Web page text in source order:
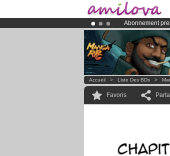
Abonnement
LeKickstarter
Déjà 134393
Accueil > Liste Des BDs >
Favoris